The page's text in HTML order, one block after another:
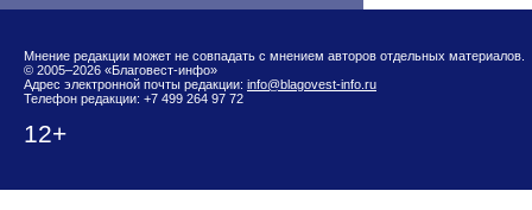
Мнение редакции может не совпадать с мнением авторов отдельных материалов.
© 2005–2026 «Благовест-инфо»
Адрес электронной почты редакции: info@blagovest-info.ru
Телефон редакции: +7 499 264 97 72
12+